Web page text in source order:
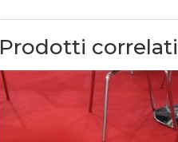
Prodotti correlati